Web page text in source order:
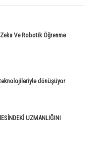
Ve Robotik Öğrenme
dönüşüyor
UZMANLIĞINI